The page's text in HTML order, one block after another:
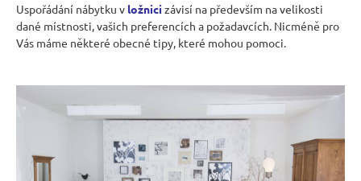
Uspořádání nábytku v ložnici závisí na především na velikosti
dané místnosti, vašich preferencích a požadavcích. Nicméně pro
Vás máme některé obecné tipy, které mohou pomoci.
t
ř
b
u